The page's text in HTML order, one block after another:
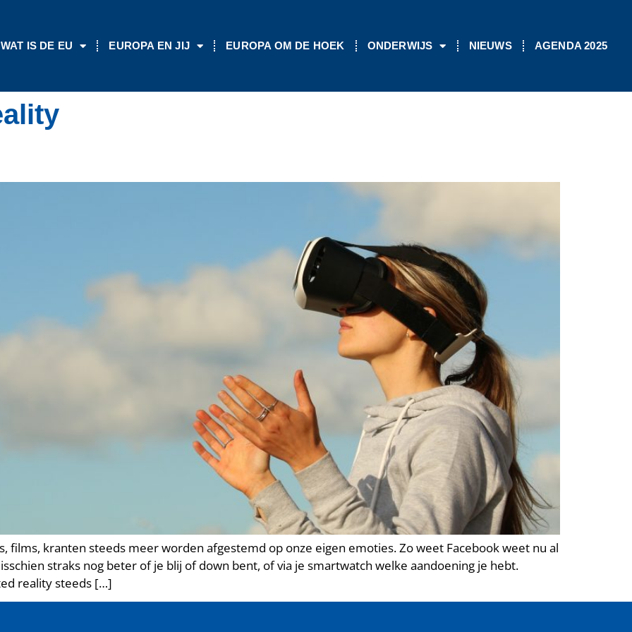
WAT IS DE EU EUROPA EN JIJ EUROPA OM DE HOEK ONDERWIJS NIEUWS AGENDA 2025
films, kranten steeds meer worden afgestemd op onze eigen emoties. Zo weet Facebook weet nu al
straks nog beter of je blij of down bent, of via je smartwatch welke aandoening je hebt.
reality steeds […]